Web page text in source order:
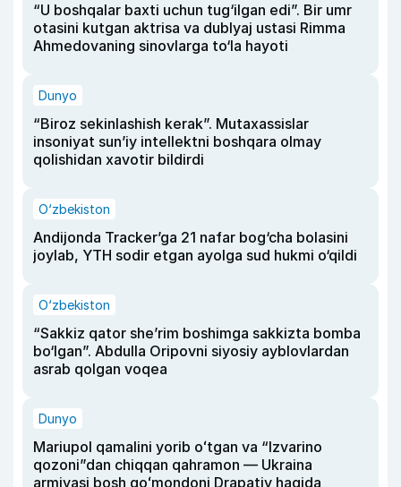
“U boshqalar baxti uchun tug‘ilgan edi”. Bir umr
otasini kutgan aktrisa va dublyaj ustasi Rimma
Ahmedovaning sinovlarga to‘la hayoti
Dunyo
“Biroz sekinlashish kerak”. Mutaxassislar
insoniyat sun’iy intellektni boshqara olmay
qolishidan xavotir bildirdi
O‘zbekiston
Andijonda Tracker’ga 21 nafar bog‘cha bolasini
joylab, YTH sodir etgan ayolga sud hukmi o‘qildi
O‘zbekiston
“Sakkiz qator she’rim boshimga sakkizta bomba
bo‘lgan”. Abdulla Oripovni siyosiy ayblovlardan
asrab qolgan voqea
Dunyo
Mariupol qamalini yorib oʻtgan va “Izvarino
qozoni”dan chiqqan qahramon — Ukraina
armiyasi bosh qoʻmondoni Drapatiy haqida